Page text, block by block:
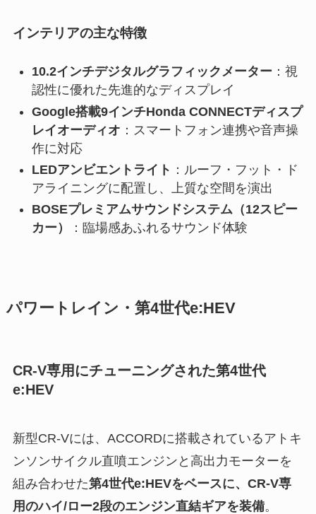
インテリアの主な特徴
10.2インチデジタルグラフィックメーター ：視
認性に優れた先進的なディスプレイ
Google搭載9インチHonda CONNECTディスプ
レイオーディオ ：スマートフォン連携や音声操
作に対応
LEDアンビエントライト ：ルーフ・フット・ド
アライニングに配置し、上質な空間を演出
BOSEプレミアムサウンドシステム（12スピー
カー）
：臨場感あふれるサウンド体験
パワートレイン・第4世代e:HEV
CR-V専用にチューニングされた第4世代
e:HEV
新型CR-Vには、ACCORDに搭載されているアトキ
ンソンサイクル直噴エンジンと高出力モーターを
組み合わせた第4世代e:HEVをベースに、CR-V専
用のハイ/ロー2段のエンジン直結ギアを装備。